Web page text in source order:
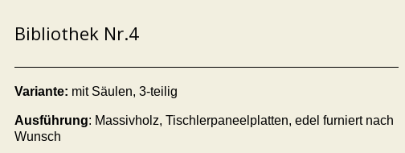
Bibliothek Nr.4
Variante: mit Säulen, 3-teilig
Ausführung: Massivholz, Tischlerpaneelplatten, edel furniert nach
Wunsch